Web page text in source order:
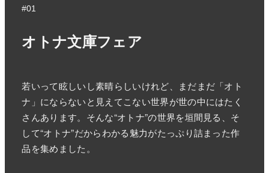
#01
オトナ文庫フェア
若いって眩しいし素晴らしいけれど、まだまだ「オト
ナ」にならないと見えてこない世界が世の中にはたく
さんあります。そんな“オトナ”の世界を垣間見る、そ
して“オトナ”だからわかる魅力がたっぷり詰まった作
品を集めました。